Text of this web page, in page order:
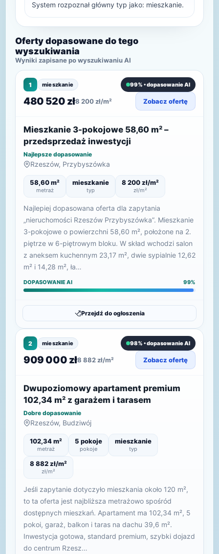
System rozpoznał główny typ jako: mieszkanie.
Oferty dopasowane do tego
wyszukiwania
Wyniki zapisane po wyszukiwaniu AI
1 mieszkanie 99% • dopasowanie AI
480 520 zł8 200 zł/m² Zobacz ofertę
Mieszkanie 3-pokojowe 58,60 m² –
przedsprzedaż inwestycji
Najlepsze dopasowanie
Rzeszów, Przybyszówka
58,60 m²
metraż
mieszkanie
typ
8 200 zł/m²
zł/m²
Najlepiej dopasowana oferta dla zapytania
„nieruchomości Rzeszów Przybyszówka”. Mieszkanie
3-pokojowe o powierzchni 58,60 m², położone na 2.
piętrze w 6-piętrowym bloku. W skład wchodzi salon
z aneksem kuchennym 23,17 m², dwie sypialnie 12,62
m² i 14,28 m², ła…
DOPASOWANIE AI 99%
Przejdź do ogłoszenia
2 mieszkanie 98% • dopasowanie AI
909 000 zł8 882 zł/m² Zobacz ofertę
Dwupoziomowy apartament premium
102,34 m² z garażem i tarasem
Dobre dopasowanie
Rzeszów, Budziwój
102,34 m²
metraż
5 pokoje
pokoje
mieszkanie
typ
8 882 zł/m²
zł/m²
Jeśli zapytanie dotyczyło mieszkania około 120 m²,
to ta oferta jest najbliższa metrażowo spośród
dostępnych mieszkań. Apartament ma 102,34 m², 5
pokoi, garaż, balkon i taras na dachu 39,6 m².
Inwestycja gotowa, standard premium, szybki dojazd
do centrum Rzesz…